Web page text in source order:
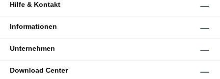
Hilfe & Kontakt
Informationen
Unternehmen
Download Center